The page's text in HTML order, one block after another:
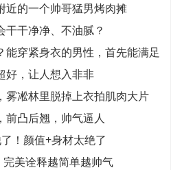
近的一个帅哥猛男烤肉摊
干干净净、不油腻？
能穿紧身衣的男性，首先能满足
好，让人想入非非
雾凇林里脱掉上衣拍肌肉大片
前凸后翘，帅气逼人
！颜值+身材太绝了
完美诠释越简单越帅气